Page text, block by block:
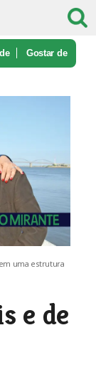
Gostar de
uma estrutura
e de